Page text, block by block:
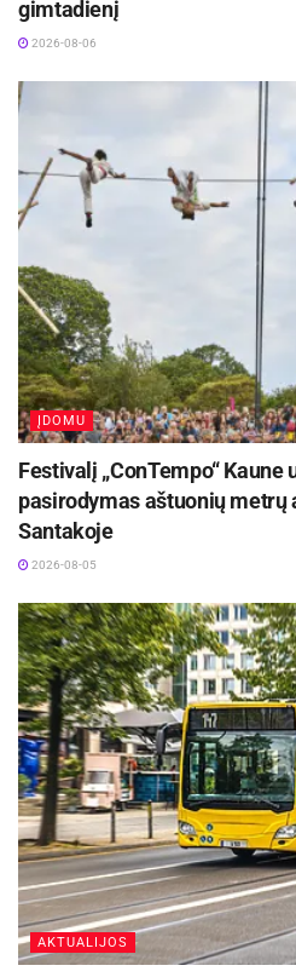
Radvilos g.
Daugiau informacijos:
gimtadienį
2026-08-06
ĮDOMU
Festivalį „ConTempo“
pasirodymas aštuonių
Santakoje
2026-08-05
AKTUALIJOS